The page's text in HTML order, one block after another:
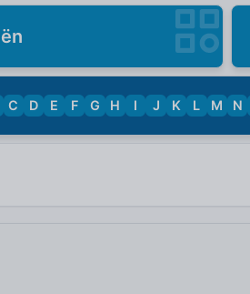
C D E F G H I J K L M N